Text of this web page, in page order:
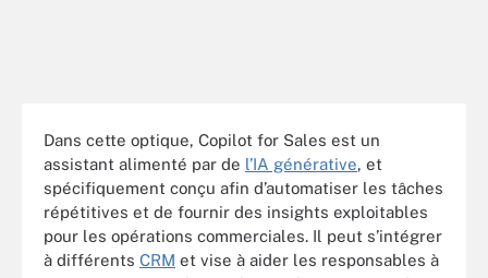
Dans cette optique, Copilot for Sales est un
assistant alimenté par de l’IA générative, et
spécifiquement conçu afin d’automatiser les tâches
répétitives et de fournir des insights exploitables
pour les opérations commerciales. Il peut s’intégrer
à différents CRM et vise à aider les responsables à